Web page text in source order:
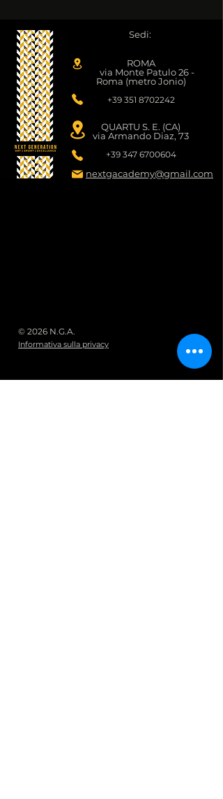
Sedi:
ROMA
via Monte Patulo 26 -
Roma (metro Jonio)
+39 351 8702242
QUARTU S. E. (CA)
via Armando Diaz, 73
+39 347 6700604
nextgacademy@gmail.com
© 2026 N.G.A.
Informativa sulla privacy